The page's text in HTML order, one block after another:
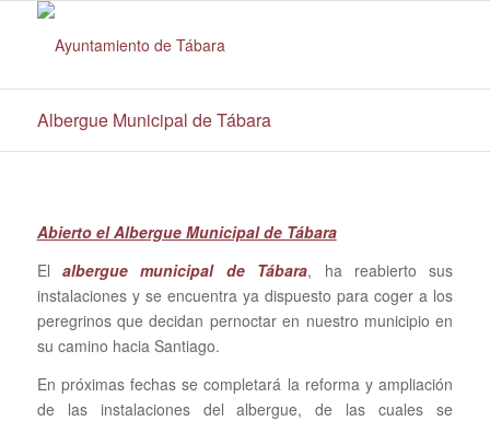
Albergue Municipal de Tábara
Abierto el Albergue Municipal de Tábara
El albergue municipal de Tábara, ha reabierto sus
instalaciones y se encuentra ya dispuesto para coger a los
peregrinos que decidan pernoctar en nuestro municipio en
su camino hacia Santiago.
En próximas fechas se completará la reforma y ampliación
de las instalaciones del albergue, de las cuales se